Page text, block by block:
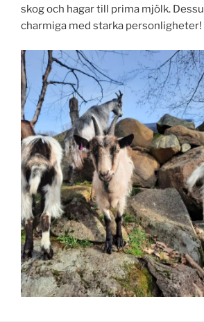
skog och hagar till prima mjölk.
charmiga med starka personligheter!